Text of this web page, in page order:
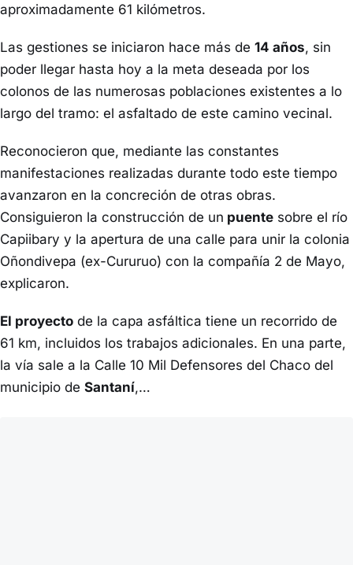
aproximadamente 61 kilómetros.
Las gestiones se iniciaron hace más de 14 años, sin
poder llegar hasta hoy a la meta deseada por los
colonos de las numerosas poblaciones existentes a lo
largo del tramo: el asfaltado de este camino vecinal.
Reconocieron que, mediante las constantes
manifestaciones realizadas durante todo este tiempo
avanzaron en la concreción de otras obras.
Consiguieron la construcción de un puente sobre el río
Capiibary y la apertura de una calle para unir la colonia
Oñondivepa (ex-Cururuo) con la compañía 2 de Mayo,
explicaron.
El proyecto de la capa asfáltica tiene un recorrido de
61 km, incluidos los trabajos adicionales. En una parte,
la vía sale a la Calle 10 Mil Defensores del Chaco del
municipio de Santaní,…